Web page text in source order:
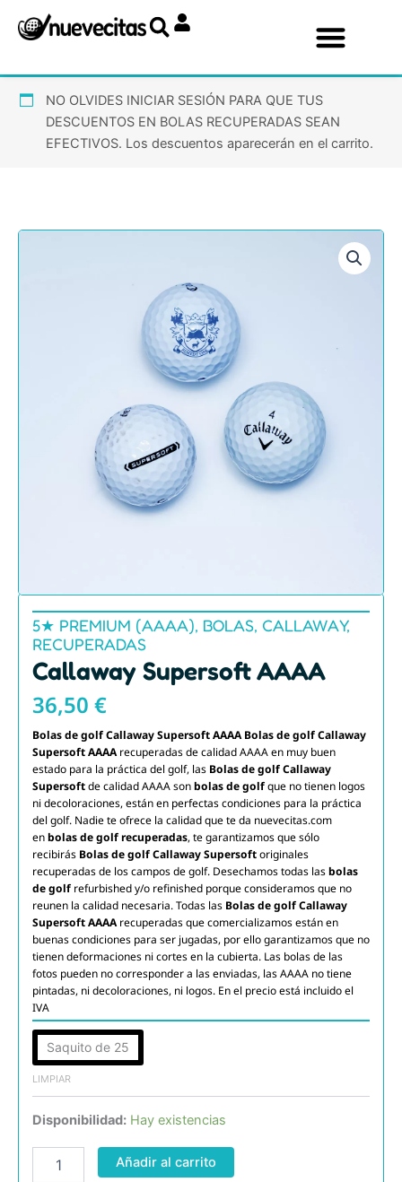
NO OLVIDES INICIAR SESIÓN PARA QUE TUS
DESCUENTOS EN BOLAS RECUPERADAS SEAN
EFECTIVOS. Los descuentos aparecerán en el carrito.
5★ PREMIUM (AAAA), BOLAS, CALLAWAY,
RECUPERADAS
Callaway Supersoft AAAA
36,50 €
Bolas de golf Callaway Supersoft AAAA Bolas de golf Callaway
Supersoft AAAArecuperadas de calidad AAAA en muy buen
estado para la práctica del golf, las Bolas de golf Callaway
Supersoftde calidad AAAA sonbolas de golfque no tienen logos
ni decoloraciones, están en perfectas condiciones para la práctica
del golf. Nadie te ofrece la calidad que te da nuevecitas.com
enbolas de golf recuperadas, te garantizamos que sólo
recibirás Bolas de golf Callaway Supersoftoriginales
recuperadas de los campos de golf. Desechamos todas lasbolas
de golf refurbished y/o refinished porque consideramos que no
reunen la calidad necesaria. Todas las Bolas de golf Callaway
Supersoft AAAArecuperadas que comercializamos están en
buenas condiciones para ser jugadas, por ello garantizamos que no
tienen deformaciones ni cortes en la cubierta. Las bolas de las
fotos pueden no corresponder a las enviadas, las AAAA no tiene
pintadas, ni decoloraciones, ni logos. En el precio está incluido el
IVA
Saquito de 25
LIMPIAR
Disponibilidad: Hay existencias
Callaway
Supersoft
AAAA
cantidad
Añadir al carrito